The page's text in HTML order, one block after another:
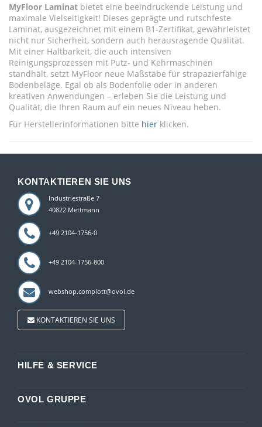
MyFloor Laminat bietet eine beeindruckende Leistung und
maximale Vielseitigkeit! Dieses geprägte und rutschfeste
Laminat, ausgezeichnet mit einem B1-Zertifikat, gewährleistet
nicht nur Sicherheit, sondern auch herausragende Qualität.
Mit einer Haltbarkeit, die auch intensiven
Reinigungsprozessen mit Putz- und Kehrmaschinen
standhält, setzt MyFloor neue Maßstäbe für strapazierfähige
Bodenbeläge. Egal ob als Bodenfolie oder in anderen
kreativen Anwendungen – erleben Sie die Leistung und
Qualität, die Ihren Raum auf ein neues Niveau heben.
Für Herstellerinformationen bitte hier klicken.
KONTAKTIEREN SIE UNS
Industriestraße 7
40822 Mettmann
+49 2104-1756-0
+49 2104-1756-800
webshop.complott@ovol.de
KONTAKTIEREN SIE UNS
HILFE & SERVICE
OVOL GRUPPE